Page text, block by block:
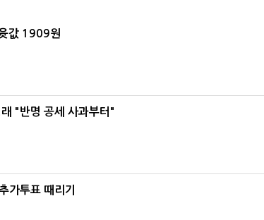
값 1909원
"반명 공세 사과부터"
가투표 때리기